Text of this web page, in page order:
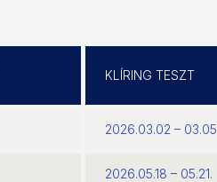
KLÍRING TESZT
2026.03.02 – 03.05
2026.05.18 – 05.21.